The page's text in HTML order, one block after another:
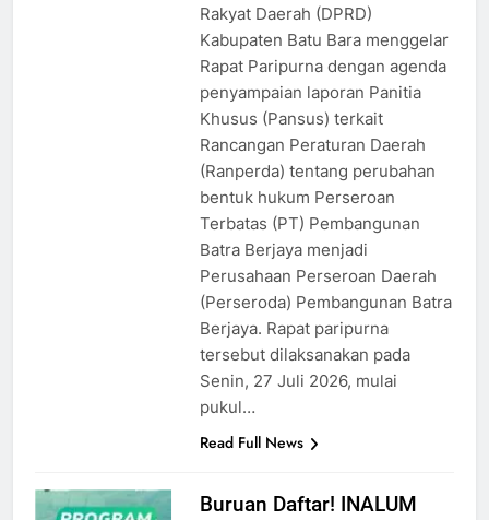
Rakyat Daerah (DPRD)
Kabupaten Batu Bara menggelar
Rapat Paripurna dengan agenda
penyampaian laporan Panitia
Khusus (Pansus) terkait
Rancangan Peraturan Daerah
(Ranperda) tentang perubahan
bentuk hukum Perseroan
Terbatas (PT) Pembangunan
Batra Berjaya menjadi
Perusahaan Perseroan Daerah
(Perseroda) Pembangunan Batra
Berjaya. Rapat paripurna
tersebut dilaksanakan pada
Senin, 27 Juli 2026, mulai
pukul…
Read Full News
Buruan Daftar! INALUM